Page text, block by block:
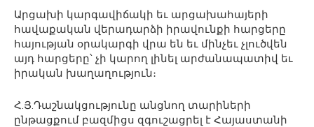
Արցախի կարգավիճակի եւ արցախահայերի
հավաքական վերադարձի իրավունքի հարցերը
հայության օրակարգի վրա են եւ մինչեւ չլուծվեն
այդ հարցերը՝ չի կարող լինել արժանապատիվ եւ
իրական խաղաղություն։
Հ.Յ.Դաշնակցությունը անցնող տարիների
ընթացքում բազմիցս զգուշացրել է Հայաստանի